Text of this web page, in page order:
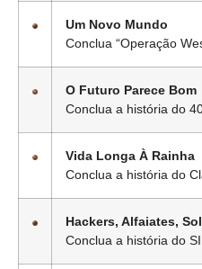
Um Novo Mundo
Conclua “Operação
O Futuro Parece Bom
Conclua a história do
Vida Longa À Rainha
Conclua a história do
Hackers, Alfaiates,
Conclua a história do